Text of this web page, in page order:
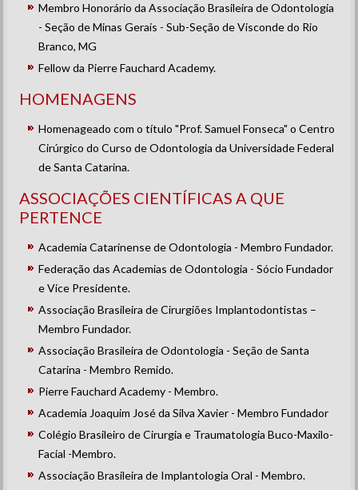
Membro Honorário da Associação Brasileira de Odontologia
- Seção de Minas Gerais - Sub-Seção de Visconde do Rio
Branco, MG
Fellow da Pierre Fauchard Academy.
HOMENAGENS
Homenageado com o título "Prof. Samuel Fonseca" o Centro
Cirúrgico do Curso de Odontologia da Universidade Federal
de Santa Catarina.
ASSOCIAÇÕES CIENTÍFICAS A QUE
PERTENCE
Academia Catarinense de Odontologia - Membro Fundador.
Federação das Academias de Odontologia - Sócio Fundador
e Vice Presidente.
Associação Brasileira de Cirurgiões Implantodontistas –
Membro Fundador.
Associação Brasileira de Odontologia - Seção de Santa
Catarina - Membro Remido.
Pierre Fauchard Academy - Membro.
Academia Joaquim José da Silva Xavier - Membro Fundador
Colégio Brasileiro de Cirurgia e Traumatologia Buco-Maxilo-
Facial -Membro.
Associação Brasileira de Implantologia Oral - Membro.